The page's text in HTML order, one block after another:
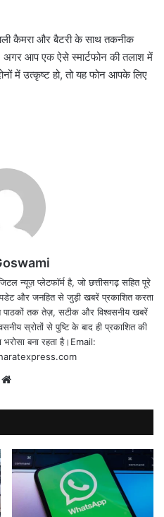
कैमरा और बैटरी के साथ तकनीक
अगर आप एक ऐसे स्मार्टफोन की तलाश में
में उत्कृष्ट हो, तो यह फोन आपके लिए
न्यूज़ प्लेटफॉर्म है, जो छत्तीसगढ़ सहित पूरे
और जनहित से जुड़ी खबरें प्रकाशित करता
तक तेज़, सटीक और विश्वसनीय खबरें
स्रोतों से पुष्टि के बाद ही प्रकाशित की
बना रहता है।Email: